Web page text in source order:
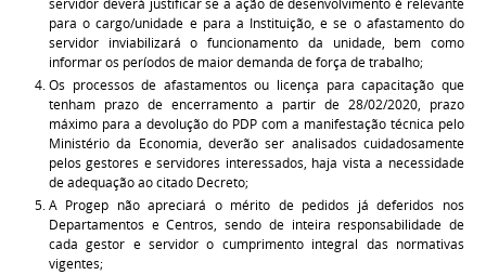
servidor deverá justificar se a ação de desenvolvimento é relevante
para o cargo/unidade e para a Instituição, e se o afastamento do
servidor inviabilizará o funcionamento da unidade, bem como
informar os períodos de maior demanda de força de trabalho;
Os processos de afastamentos ou licença para capacitação que
tenham prazo de encerramento a partir de 28/02/2020, prazo
máximo para a devolução do PDP com a manifestação técnica pelo
Ministério da Economia, deverão ser analisados cuidadosamente
pelos gestores e servidores interessados, haja vista a necessidade
de adequação ao citado Decreto;
A Progep não apreciará o mérito de pedidos já deferidos nos
Departamentos e Centros, sendo de inteira responsabilidade de
cada gestor e servidor o cumprimento integral das normativas
vigentes;